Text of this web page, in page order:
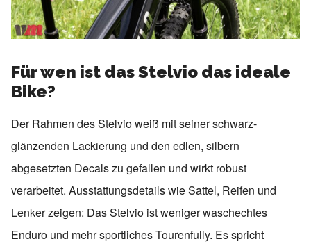
Für wen ist das Stelvio das ideale
Bike?
Der Rahmen des Stelvio weiß mit seiner schwarz-
glänzenden Lackierung und den edlen, silbern
abgesetzten Decals zu gefallen und wirkt robust
verarbeitet. Ausstattungsdetails wie Sattel, Reifen und
Lenker zeigen: Das Stelvio ist weniger waschechtes
Enduro und mehr sportliches Tourenfully. Es spricht